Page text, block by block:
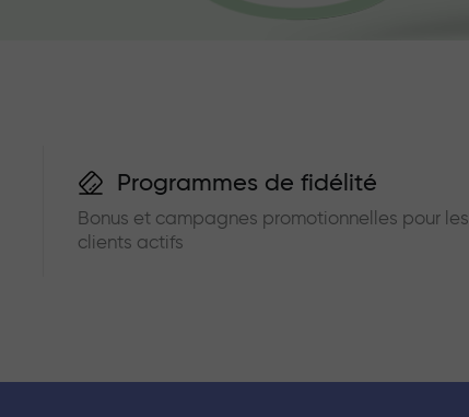
Programmes de fidélité
Bonus et campagnes promotionnelles pour les
clients actifs